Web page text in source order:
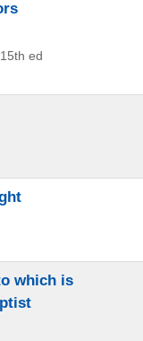
15th ed
which is